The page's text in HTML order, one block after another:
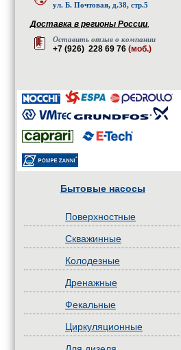
ул. Б. Почтовая, д.38, стр.5
Доставка в регионы России,
Оставить отзыв о компании
+7 (926) 228 69 76 (моб.)
Бытовые насосы
Поверхностные
Скважинные
Колодезные
Дренажные
Фекальные
Циркуляционные